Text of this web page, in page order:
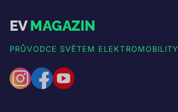
EVMAGAZIN
PRŮVODCE SVĚTEM ELEKTROMOBILITY